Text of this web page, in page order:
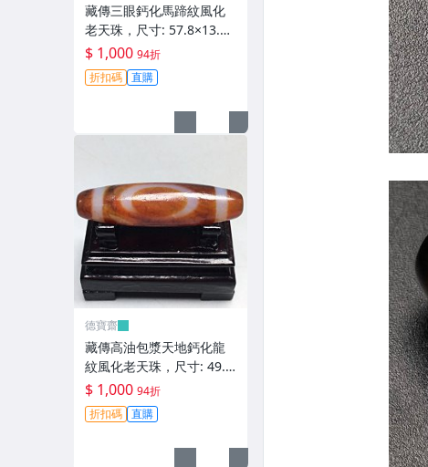
藏傳三眼鈣化馬蹄紋風化
老天珠，尺寸: 57.8×13.3
左右，材質：瑪瑙，玉
髓， 天珠 瑪瑙 硃砂【德寶
齋】407
$ 1,000 94折
折扣碼 直購
德寶齋
藏傳高油包漿天地鈣化龍
紋風化老天珠，尺寸: 49.6
×13.5左右，材質：瑪瑙，
天珠 瑪瑙 硃砂【德寶齋】
406
$ 1,000 94折
折扣碼 直購